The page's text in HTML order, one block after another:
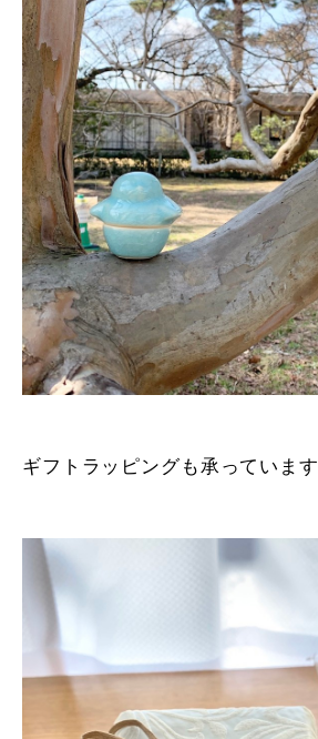
ギフトラッピングも承っています